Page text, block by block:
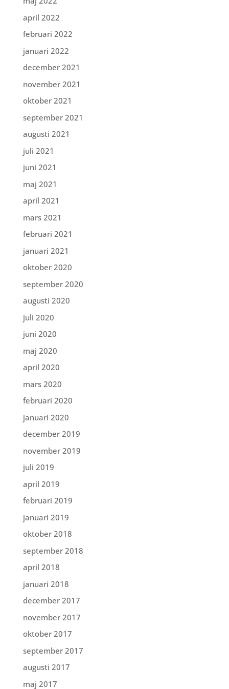
april 2022
februari 2022
januari 2022
december 2021
november 2021
oktober 2021
september 2021
augusti 2021
juli 2021
juni 2021
maj 2021
april 2021
mars 2021
februari 2021
januari 2021
oktober 2020
september 2020
augusti 2020
juli 2020
juni 2020
maj 2020
april 2020
mars 2020
februari 2020
januari 2020
december 2019
november 2019
juli 2019
april 2019
februari 2019
januari 2019
oktober 2018
september 2018
april 2018
januari 2018
december 2017
november 2017
oktober 2017
september 2017
augusti 2017
maj 2017